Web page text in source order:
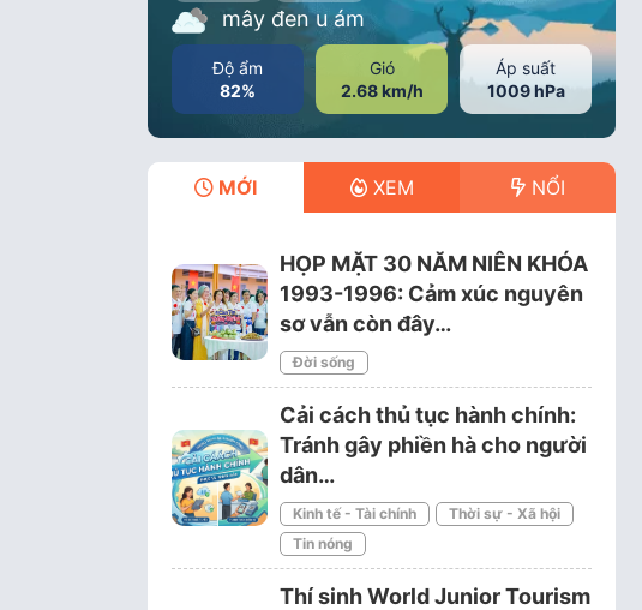
mây đen u ám
Độ ẩm
82%
Gió
2.68 km/h
Áp suất
1009 hPa
MỚI XEM NỔI
HỌP MẶT 30 NĂM NIÊN KHÓA
1993-1996: Cảm xúc nguyên
sơ vẫn còn đây…
Đời sống
Cải cách thủ tục hành chính:
Tránh gây phiền hà cho người
dân…
Kinh tế - Tài chính
Thời sự - Xã hội
Tin nóng
Thí sinh World Junior Tourism